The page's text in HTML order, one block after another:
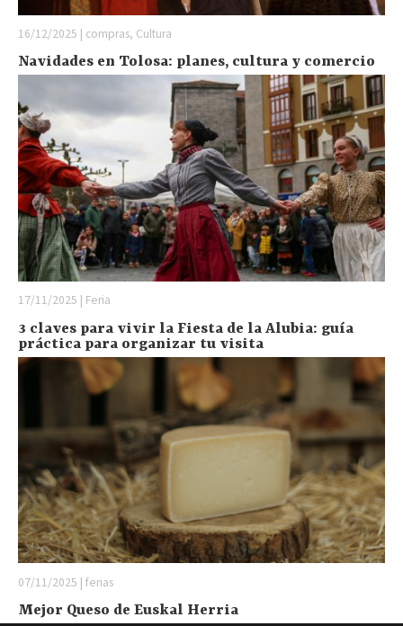
16/12/2025 | compras, Cultura
Navidades en Tolosa: planes, cultura y comercio
17/11/2025 | Feria
3 claves para vivir la Fiesta de la Alubia: guía
práctica para organizar tu visita
07/11/2025 | ferias
Mejor Queso de Euskal Herria